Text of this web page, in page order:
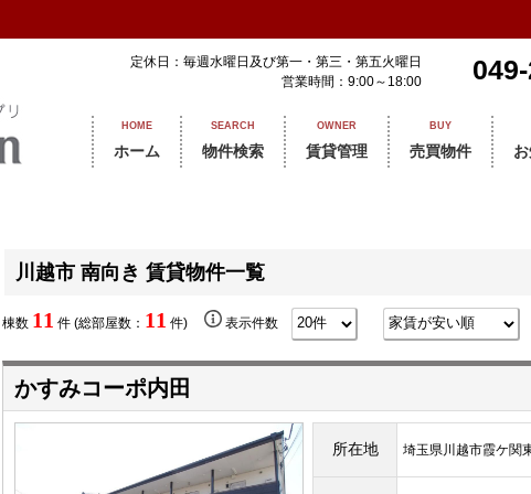
定休日：毎週水曜日及び第一・第三・第五火曜日
営業時間：9:00～18:00
HOME
ホーム
SEARCH
物件検索
OWNER
賃貸管理
BUY
売買物件
川越市 南向き 賃貸物件一覧
棟数 11 件 (総部屋数： 11 件) 表示件数
かすみコーポ内田
所在地 埼玉県川越市霞ケ関